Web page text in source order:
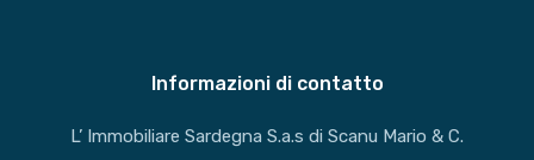
Informazioni di contatto
L’ Immobiliare Sardegna S.a.s di Scanu Mario & C.